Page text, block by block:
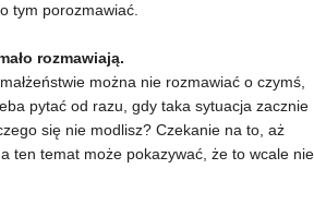
tym porozmawiać.
rozmawiają.
można nie rozmawiać o czymś,
pytać od razu, gdy taka sytuacja zacznie
się nie modlisz? Czekanie na to, aż
ten temat może pokazywać, że to wcale nie